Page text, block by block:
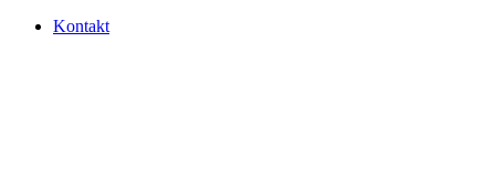
Kontakt